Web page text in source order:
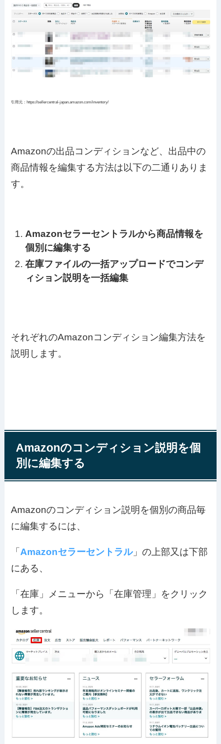
引用元：https://sellercentral-japan.amazon.com/inventory/
Amazonの出品コンディションなど、出品中の
商品情報を編集する方法は以下の二通りありま
す。
Amazonセラーセントラルから商品情報を
個別に編集する
在庫ファイルの一括アップロードでコンデ
ィション説明を一括編集
それぞれのAmazonコンディション編集方法を
説明します。
Amazonのコンディション説明を個
別に編集する
Amazonのコンディション説明を個別の商品毎
に編集するには、
「 Amazonセラーセントラル」の上部又は下部
にある、
「在庫」メニューから「在庫管理」をクリック
します。